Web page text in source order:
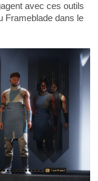
avec ces outils
Frameblade dans le